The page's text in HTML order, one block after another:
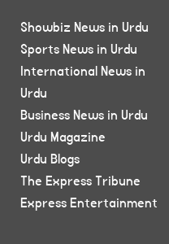
Showbiz News in Urdu
Sports News in Urdu
International News in
Urdu
Business News in Urdu
Urdu Magazine
Urdu Blogs
The Express Tribune
Express Entertainment